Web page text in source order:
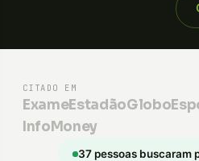
CITADO EM
ExameEstadão
InfoMoney
37 pessoas buscaram